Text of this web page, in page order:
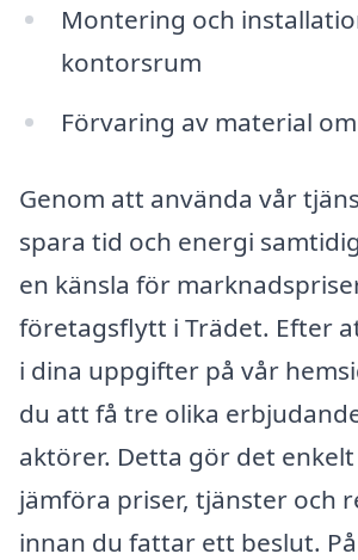
Montering och
kontorsrum
Förvaring av material
Genom att använda vår
spara tid och energi
en känsla för
företagsflytt i Trädet. Efter
i dina uppgifter på vår
du att få tre olika
aktörer. Detta gör det
jämföra priser, tjänster och
innan du fattar ett beslut.